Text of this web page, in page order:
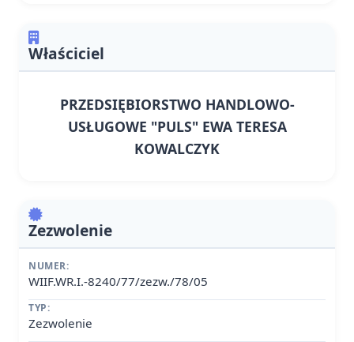
Właściciel
PRZEDSIĘBIORSTWO HANDLOWO-
USŁUGOWE "PULS" EWA TERESA
KOWALCZYK
Zezwolenie
NUMER:
WIIF.WR.I.-8240/77/zezw./78/05
TYP:
Zezwolenie